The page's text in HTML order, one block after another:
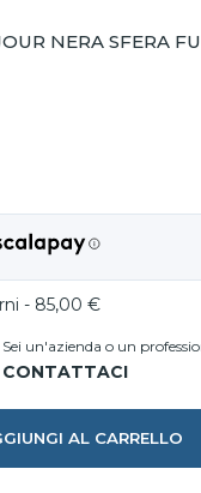
NERA SFERA
- 85,00 €
Sei un'azienda o un
AL CARRELLO